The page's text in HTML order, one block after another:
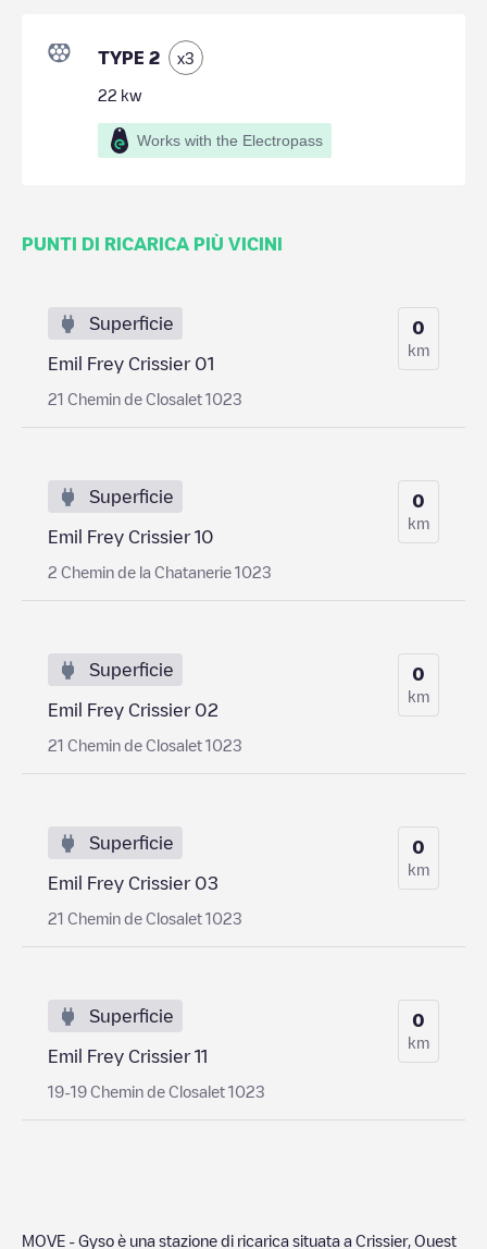
TYPE 2 x3
22 kw
Works with the Electropass
PUNTI DI RICARICA PIÙ VICINI
Superficie
Emil Frey Crissier 01
21 Chemin de Closalet 1023
0
km
Superficie
Emil Frey Crissier 10
2 Chemin de la Chatanerie 1023
0
km
Superficie
Emil Frey Crissier 02
21 Chemin de Closalet 1023
0
km
Superficie
Emil Frey Crissier 03
21 Chemin de Closalet 1023
0
km
Superficie
Emil Frey Crissier 11
19-19 Chemin de Closalet 1023
0
km
MOVE - Gyso è una stazione di ricarica situata a Crissier, Ouest